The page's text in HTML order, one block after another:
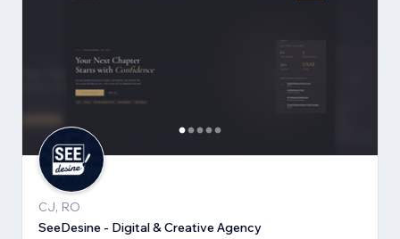
CJ, RO
SeeDesine - Digital & Creative Agency